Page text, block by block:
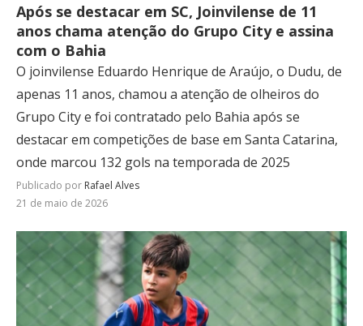
Após se destacar em SC, Joinvilense de 11
anos chama atenção do Grupo City e assina
com o Bahia
O joinvilense Eduardo Henrique de Araújo, o Dudu, de
apenas 11 anos, chamou a atenção de olheiros do
Grupo City e foi contratado pelo Bahia após se
destacar em competições de base em Santa Catarina,
onde marcou 132 gols na temporada de 2025
Publicado por Rafael Alves
21 de maio de 2026